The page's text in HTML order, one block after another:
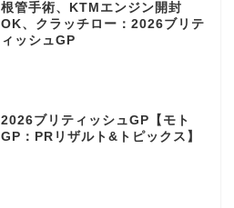
根管手術、KTMエンジン開封
OK、クラッチロー：2026ブリテ
ィッシュGP
2026ブリティッシュGP【モト
GP：PRリザルト&トピックス】